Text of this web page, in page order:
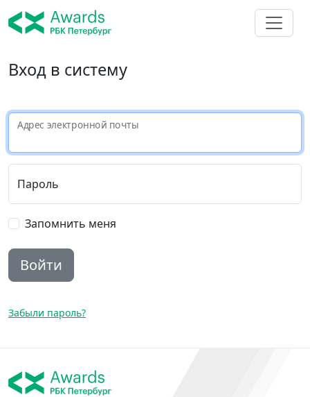
Вход в систему
Адрес электронной почты
Пароль
Запомнить меня
Войти
Забыли пароль?